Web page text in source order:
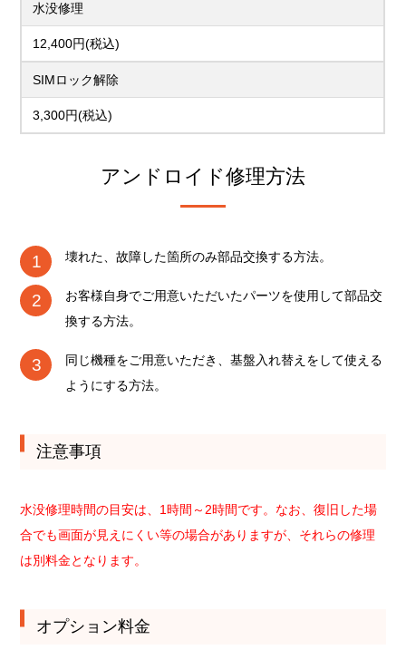
水没修理
12,400円(税込)
SIMロック解除
3,300円(税込)
アンドロイド修理方法
壊れた、故障した箇所のみ部品交換する方法。
お客様自身でご用意いただいたパーツを使用して部品交
換する方法。
同じ機種をご用意いただき、基盤入れ替えをして使える
ようにする方法。
注意事項
水没修理時間の目安は、1時間～2時間です。なお、復旧した場
合でも画面が見えにくい等の場合がありますが、それらの修理
は別料金となります。
オプション料金